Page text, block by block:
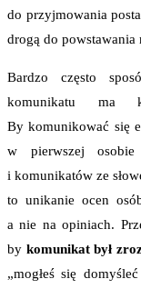
do przyjmowania
drogą do powstawania
Bardzo często
komunikatu ma
By komunikować się
w pierwszej
i komunikatów ze
to unikanie ocen
a nie na opiniach.
by komunikat był
„mogłeś się